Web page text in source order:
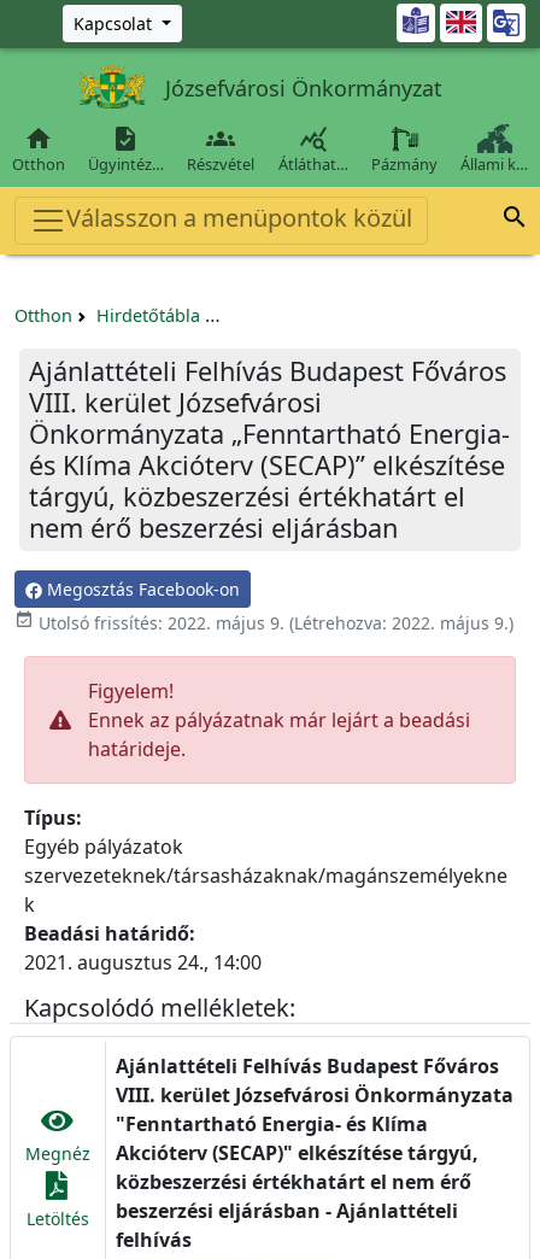
Ugrás a fő tartalomra
Kapcsolat 
Józsefvárosi Önkormányzat

Otthon

Ügyintéz…

Részvétel

Átláthat… Pázmány Állami k…
Válasszon a menüpontok közül 
Otthon Hirdetőtábla
Ajánlattételi Felhívás Budapest Főváros
VIII. kerület Józsefvárosi
Önkormányzata „Fenntartható Energia-
és Klíma Akcióterv (SECAP)” elkészítése
tárgyú, közbeszerzési értékhatárt el
nem érő beszerzési eljárásban
Megosztás Facebook-on
 Utolsó frissítés: 2022. május 9. (Létrehozva: 2022. május 9.)
Figyelem!
Ennek az pályázatnak már lejárt a beadási
határideje.
Típus:
Egyéb pályázatok
szervezeteknek/társasházaknak/magánszemélyekne
k
Beadási határidő:
2021. augusztus 24., 14:00
Kapcsolódó mellékletek:
Megnéz
Letöltés
Ajánlattételi Felhívás Budapest Főváros
VIII. kerület Józsefvárosi Önkormányzata
"Fenntartható Energia- és Klíma
Akcióterv (SECAP)" elkészítése tárgyú,
közbeszerzési értékhatárt el nem érő
beszerzési eljárásban - Ajánlattételi
felhívás